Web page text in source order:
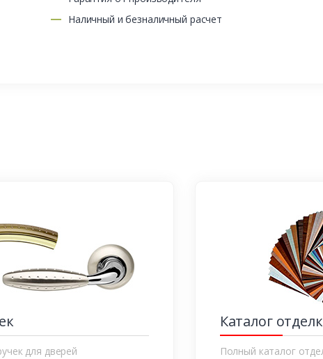
Наличный и безналичный расчет
для дверей
Каталог
Полный каталог